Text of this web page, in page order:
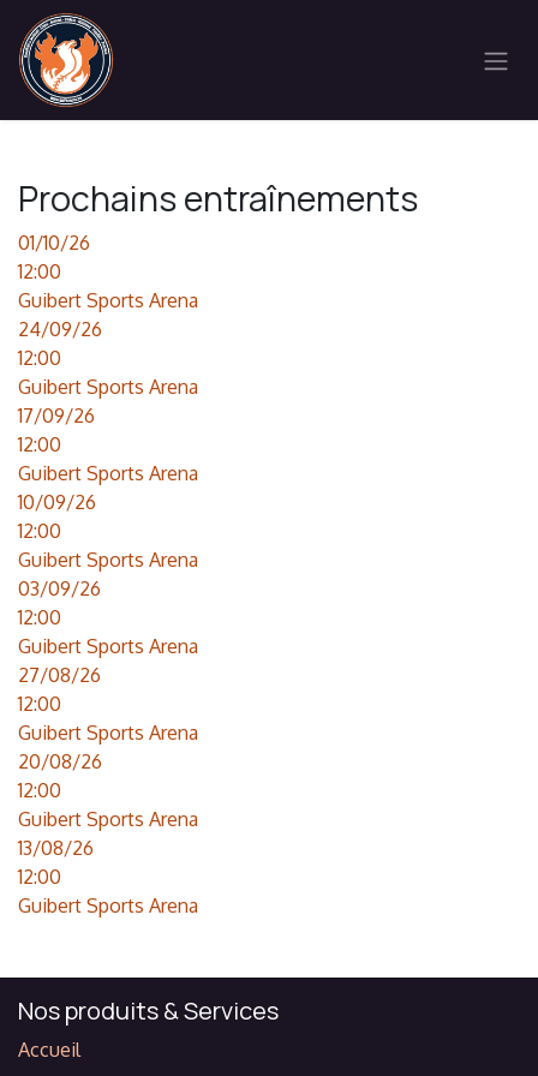
Se rendre au contenu
Prochains entraînements
01/10/26
12:00
Guibert Sports Arena
24/09/26
12:00
Guibert Sports Arena
17/09/26
12:00
Guibert Sports Arena
10/09/26
12:00
Guibert Sports Arena
03/09/26
12:00
Guibert Sports Arena
27/08/26
12:00
Guibert Sports Arena
20/08/26
12:00
Guibert Sports Arena
13/08/26
12:00
Guibert Sports Arena
Nos produits & Services
Accueil